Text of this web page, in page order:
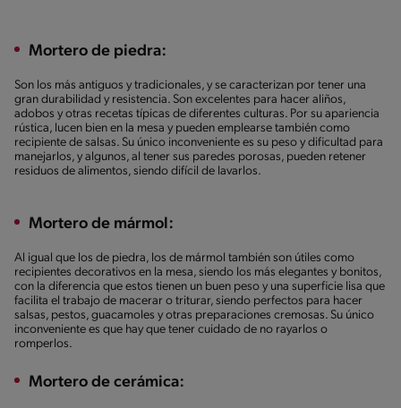
Mortero de piedra:
Son los más antiguos y tradicionales, y se caracterizan por tener una
gran durabilidad y resistencia. Son excelentes para hacer aliños,
adobos y otras recetas típicas de diferentes culturas. Por su apariencia
rústica, lucen bien en la mesa y pueden emplearse también como
recipiente de salsas. Su único inconveniente es su peso y dificultad para
manejarlos, y algunos, al tener sus paredes porosas, pueden retener
residuos de alimentos, siendo difícil de lavarlos.
Mortero de mármol:
Al igual que los de piedra, los de mármol también son útiles como
recipientes decorativos en la mesa, siendo los más elegantes y bonitos,
con la diferencia que estos tienen un buen peso y una superficie lisa que
facilita el trabajo de macerar o triturar, siendo perfectos para hacer
salsas, pestos, guacamoles y otras preparaciones cremosas. Su único
inconveniente es que hay que tener cuidado de no rayarlos o
romperlos.
Mortero de cerámica: